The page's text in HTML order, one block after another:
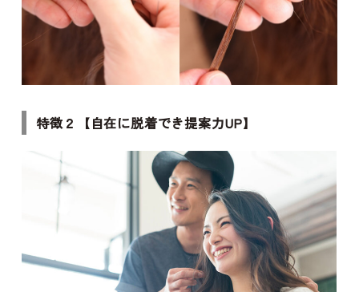
特徴２【自在に脱着でき提案力UP】